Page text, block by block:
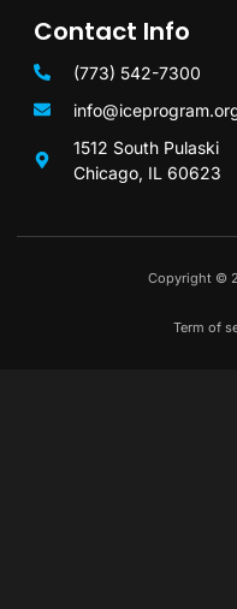
Contact Info
(773) 542-7300
1512 South Pulaski
Chicago, IL 60623
Copyright ©
Term of